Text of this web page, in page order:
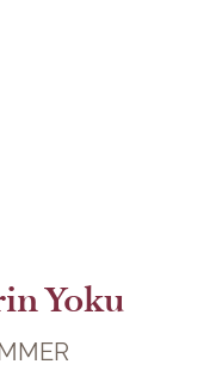
Yoku